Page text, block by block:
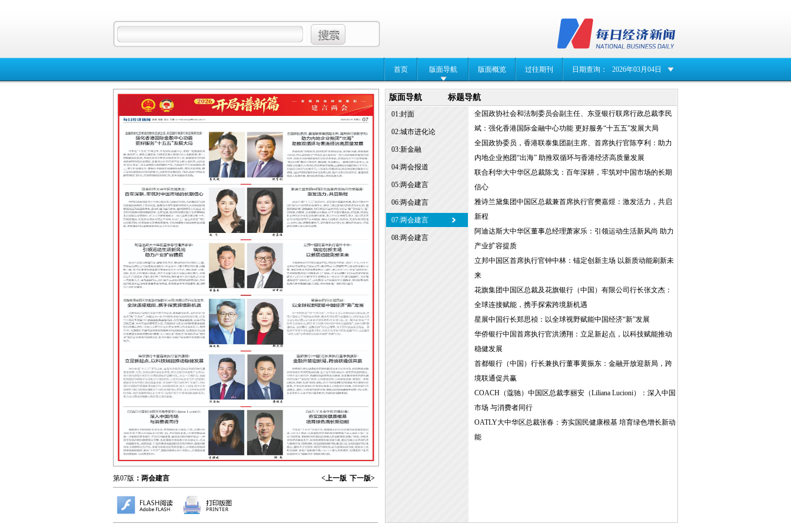
首页 版面导航 版面概览 过往期刊 日期查询： 2026年03月04日
第07版 ：两会建言 下一版>
<上一版
版面导航 标题导航
01:封面
02:城市进化论
03:新金融
04:两会报道
05:两会建言
06:两会建言
07:两会建言
08:两会建言
全国政协社会和法制委员会副主任、东亚银行联席行政总裁李民
斌：强化香港国际金融中心功能 更好服务“十五五”发展大局
全国政协委员，香港联泰集团副主席、首席执行官陈亨利：助力
内地企业抱团“出海” 助推双循环与香港经济高质量发展
联合利华大中华区总裁陈戈：百年深耕，牢筑对中国市场的长期
信心
雅诗兰黛集团中国区总裁兼首席执行官樊嘉煜：激发活力，共启
新程
阿迪达斯大中华区董事总经理萧家乐：引领运动生活新风尚 助力
产业扩容提质
立邦中国区首席执行官钟中林：锚定创新主场 以新质动能刷新未
来
花旗集团中国区总裁及花旗银行（中国）有限公司行长张文杰：
全球连接赋能，携手探索跨境新机遇
星展中国行长郑思祯：以全球视野赋能中国经济“新”发展
华侨银行中国首席执行官洪湧翔：立足新起点，以科技赋能推动
稳健发展
首都银行（中国）行长兼执行董事黄振东：金融开放迎新局，跨
境联通促共赢
COACH（蔻驰）中国区总裁李丽安（Liliana Lucioni）：深入中国
市场 与消费者同行
OATLY大中华区总裁张春：夯实国民健康根基 培育绿色增长新动
能